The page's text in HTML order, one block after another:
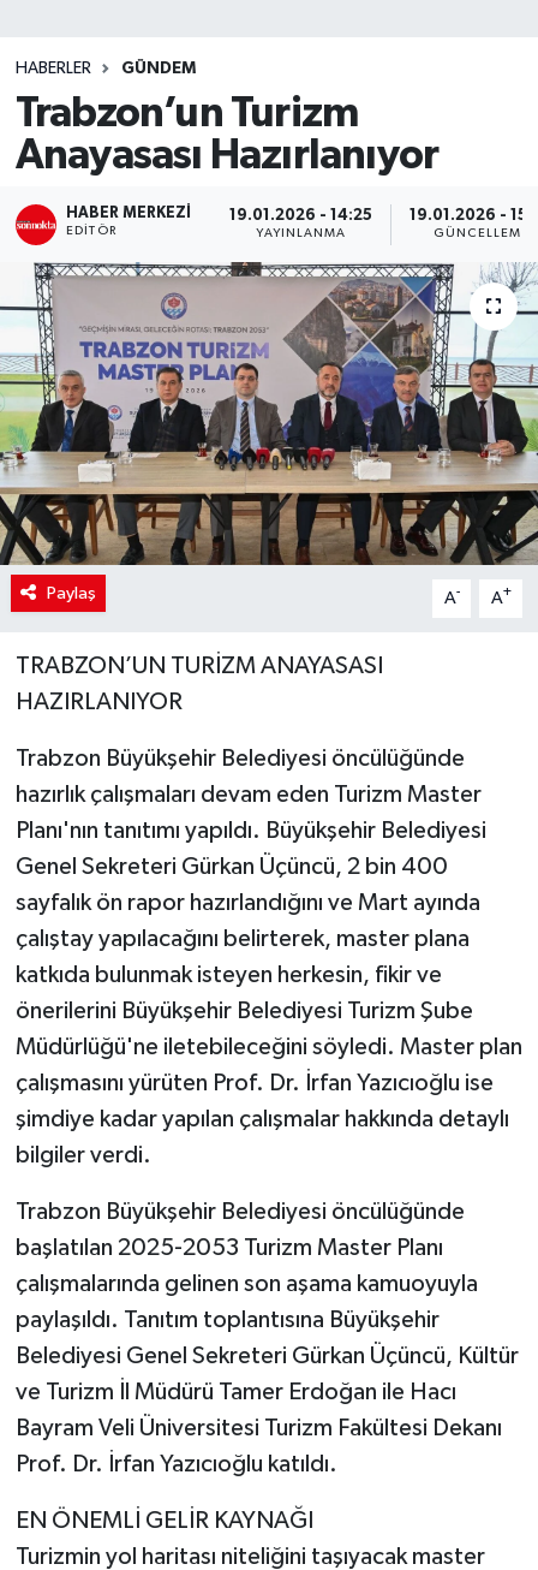
HABERLER GÜNDEM
Trabzon’un Turizm
Anayasası Hazırlanıyor
HABER MERKEZI
EDITÖR
19.01.2026 - 14:25
YAYINLANMA
19.01.2026 -
GÜNCELLEME
Paylaş A- A+
TRABZON’UN TURİZM ANAYASASI
HAZIRLANIYOR
Trabzon Büyükşehir Belediyesi öncülüğünde
hazırlık çalışmaları devam eden Turizm Master
Planı'nın tanıtımı yapıldı. Büyükşehir Belediyesi
Genel Sekreteri Gürkan Üçüncü, 2 bin 400
sayfalık ön rapor hazırlandığını ve Mart ayında
çalıştay yapılacağını belirterek, master plana
katkıda bulunmak isteyen herkesin, fikir ve
önerilerini Büyükşehir Belediyesi Turizm Şube
Müdürlüğü'ne iletebileceğini söyledi. Master plan
çalışmasını yürüten Prof. Dr. İrfan Yazıcıoğlu ise
şimdiye kadar yapılan çalışmalar hakkında detaylı
bilgiler verdi.
Trabzon Büyükşehir Belediyesi öncülüğünde
başlatılan 2025-2053 Turizm Master Planı
çalışmalarında gelinen son aşama kamuoyuyla
paylaşıldı. Tanıtım toplantısına Büyükşehir
Belediyesi Genel Sekreteri Gürkan Üçüncü, Kültür
ve Turizm İl Müdürü Tamer Erdoğan ile Hacı
Bayram Veli Üniversitesi Turizm Fakültesi Dekanı
Prof. Dr. İrfan Yazıcıoğlu katıldı.
EN ÖNEMLİ GELİR KAYNAĞI
Turizmin yol haritası niteliğini taşıyacak master
Teknoloji
TRABZON
TRABZONSPOR